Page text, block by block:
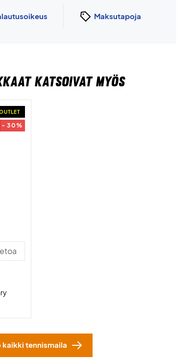
Maksutapoja
KATSOIVAT MYÖS
- 30%
kaikki tennismaila